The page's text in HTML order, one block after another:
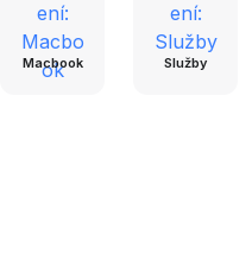
Macbook Služby